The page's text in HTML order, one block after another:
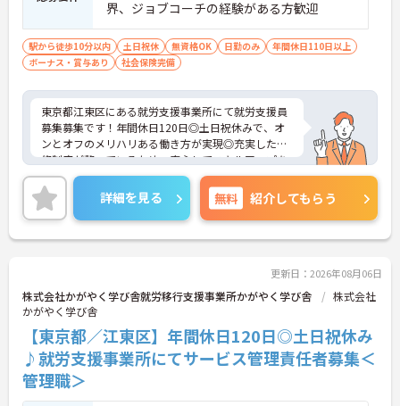
界、ジョブコーチの経験がある方歓迎
駅から徒歩10分以内 土日祝休 無資格OK 日勤のみ
年間休日110日以上
ボーナス・賞与あり
社会保険完備
東京都江東区にある就労支援事業所にて就労支援員
募集募集です！年間休日120日◎土日祝休みで、オ
ンとオフのメリハリある働き方が実現◎充実した研
修制度が整っているため、安心してスキルアップを
目指せる環境です♪ご興味のある方には、面接対策
ポイントなど、さらに詳細をご案内しますのでお気
軽にご相談ください！
詳細を見る 無料 紹介してもらう
更新日：2026年08月06日
株式会社かがやく学び舎就労移行支援事業所かがやく学び舎
株式会社
かがやく学び舎
【東京都／江東区】年間休日120日◎土日祝休み
♪就労支援事業所にてサービス管理責任者募集＜
管理職＞